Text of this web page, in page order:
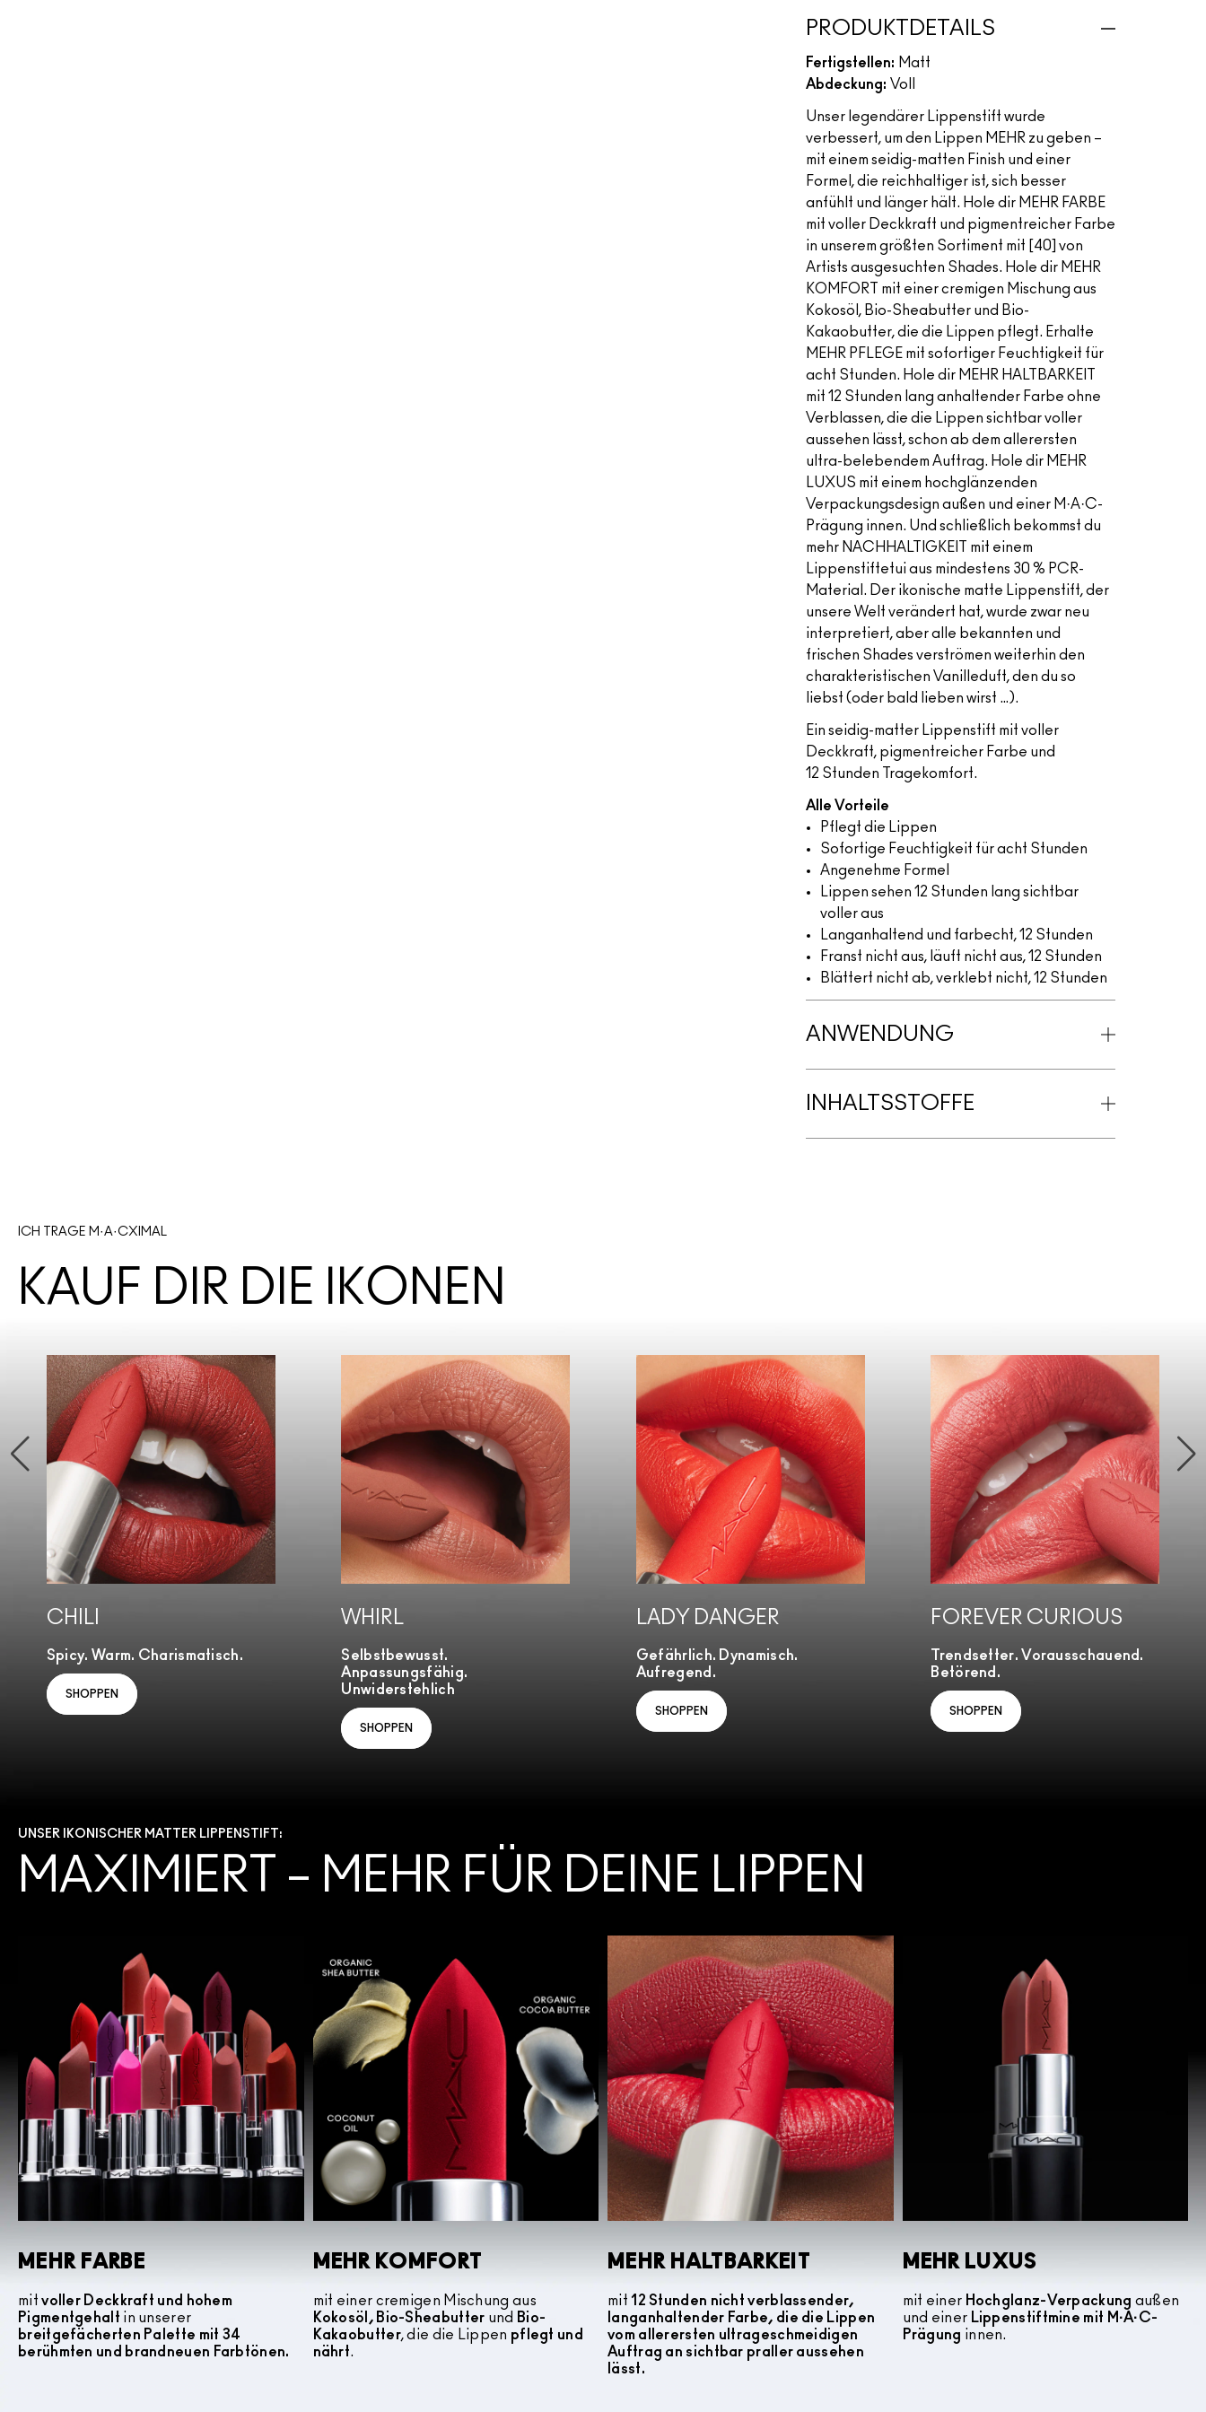
PRODUKTDETAILS
Fertigstellen: Matt
Abdeckung: Voll
Unser legendärer Lippenstift wurde
verbessert, um den Lippen MEHR zu geben –
mit einem seidig-matten Finish und einer
Formel, die reichhaltiger ist, sich besser
anfühlt und länger hält. Hole dir MEHR FARBE
mit voller Deckkraft und pigmentreicher Farbe
in unserem größten Sortiment mit [40] von
Artists ausgesuchten Shades. Hole dir MEHR
KOMFORT mit einer cremigen Mischung aus
Kokosöl, Bio-Sheabutter und Bio-
Kakaobutter, die die Lippen pflegt. Erhalte
MEHR PFLEGE mit sofortiger Feuchtigkeit für
acht Stunden. Hole dir MEHR HALTBARKEIT
mit 12 Stunden lang anhaltender Farbe ohne
Verblassen, die die Lippen sichtbar voller
aussehen lässt, schon ab dem allerersten
ultra-belebendem Auftrag. Hole dir MEHR
LUXUS mit einem hochglänzenden
Verpackungsdesign außen und einer M·A·C-
Prägung innen. Und schließlich bekommst du
mehr NACHHALTIGKEIT mit einem
Lippenstiftetui aus mindestens 30 % PCR-
Material. Der ikonische matte Lippenstift, der
unsere Welt verändert hat, wurde zwar neu
interpretiert, aber alle bekannten und
frischen Shades verströmen weiterhin den
charakteristischen Vanilleduft, den du so
liebst (oder bald lieben wirst …).
Ein seidig-matter Lippenstift mit voller
Deckkraft, pigmentreicher Farbe und
12 Stunden Tragekomfort.
Alle Vorteile
Pflegt die Lippen
Sofortige Feuchtigkeit für acht Stunden
Angenehme Formel
Lippen sehen 12 Stunden lang sichtbar
voller aus
Langanhaltend und farbecht, 12 Stunden
Franst nicht aus, läuft nicht aus, 12 Stunden
Blättert nicht ab, verklebt nicht, 12 Stunden
ANWENDUNG
INHALTSSTOFFE
ICH TRAGE M·A·CXIMAL
KAUF DIR DIE IKONEN
CHILI
Spicy. Warm. Charismatisch.
SHOPPEN
WHIRL
Selbstbewusst.
Anpassungsfähig.
Unwiderstehlich
SHOPPEN
LADY DANGER
Gefährlich. Dynamisch.
Aufregend.
SHOPPEN
FOREVER CURIOUS
Trendsetter. Vorausschauend.
Betörend.
SHOPPEN
UNSER IKONISCHER MATTER LIPPENSTIFT:
MAXIMIERT – MEHR FÜR DEINE LIPPEN
MEHR FARBE
mitvoller Deckkraft und hohem
Pigmentgehalt in unserer
breitgefächerten Palette mit 34
berühmten und brandneuen Farbtönen.
MEHR KOMFORT
mit einer cremigen Mischung aus
Kokosöl, Bio-Sheabutter und Bio-
Kakaobutter, die die Lippen pflegt und
nährt.
MEHR HALTBARKEIT
mit12 Stunden nicht verblassender,
langanhaltender Farbe, die die Lippen
vom allerersten ultrageschmeidigen
Auftrag an sichtbar praller aussehen
lässt.
MEHR LUXUS
mit einer Hochglanz-Verpackung außen
und einer Lippenstiftmine mit M·A·C-
Prägung innen.